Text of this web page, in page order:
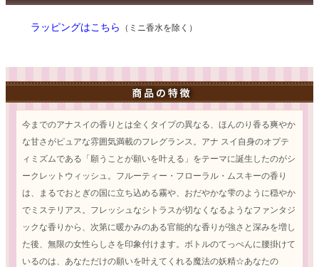
ラッピングはこちら （ミニ香水を除く）
今までのアナスイの香りとは全くタイプの異なる、ほんのり香る爽やか
な甘さがピュアな雰囲気満載のフレグランス。アナ スイ自身のオプテ
ィミズムである「願うことが願いを叶える」をテーマに誕生したのがシ
ークレットウィッシュ。フルーティー・フローラル・ムスキーの香り
は、まるでおとぎの国に立ち込める霧や、おだやかな雫のように穏やか
でミステリアス。フレッシュなシトラスが切なくなるようなファンタジ
ックな香りから、次第に暖かみのある官能的な香りが強さと深みを増し
た後、無限の女性らしさを印象付けます。ボトルのてっぺんに腰掛けて
いるのは、あなただけの願いを叶えてくれる魔法の妖精☆あなたの